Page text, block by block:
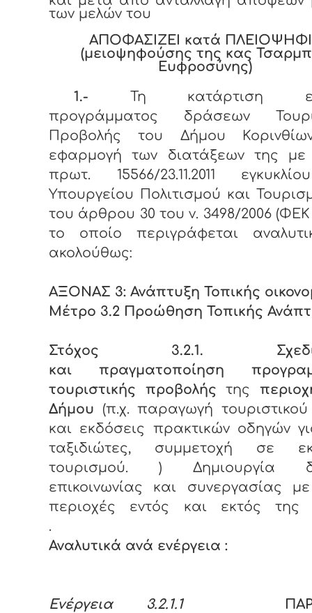
των μελών του
ΑΠΟΦΑΣΙΖΕΙ κατά
(μειοψηφούσης της κας
Ευφροσύνης)
1.- Τη κατάρτιση
προγράμματος δράσεων
Προβολής του Δήμου
εφαρμογή των διατάξεων της με
πρωτ. 15566/23.11.2011
Υπουργείου Πολιτισμού και
του άρθρου 30 του ν. 3498/2006 (ΦΕΚ
το οποίο περιγράφεται
ακολούθως:
ΑΞΟΝΑΣ 3: Ανάπτυξη Τοπικής
Μέτρο 3.2 Προώθηση Τοπικής
Στόχος 3.2.1.
και πραγματοποίηση
τουριστικής προβολής της
Δήμου (π.χ. παραγωγή τουριστικού
και εκδόσεις πρακτικών οδηγών
ταξιδιώτες, συμμετοχή σε
τουρισμού. ) Δημιουργία
επικοινωνίας και συνεργασίας
περιοχές εντός και εκτός της
Αναλυτικά ανά ενέργεια :
Ενέργεια 3.2.1.1